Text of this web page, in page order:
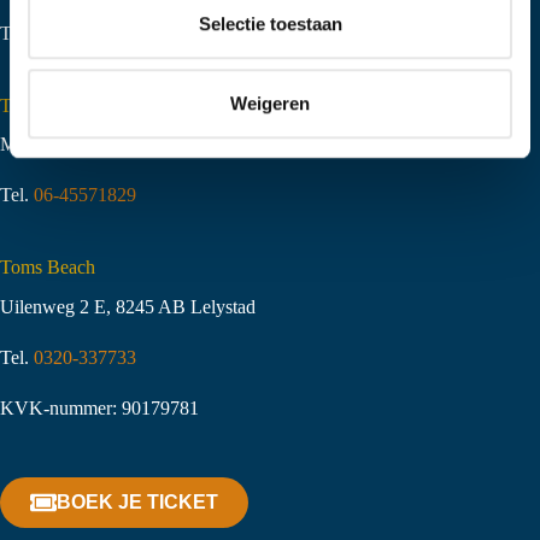
i
Selectie toestaan
Weigeren
Tel.
Toms Creek Appeltern
Molenstraat 10,6629 KJ Appeltern
Tel. 06-45571829
Toms Beach
Uilenweg 2 E, 8245 AB Lelystad
Tel. 0320-337733
KVK-nummer: 90179781
BOEK JE TICKET